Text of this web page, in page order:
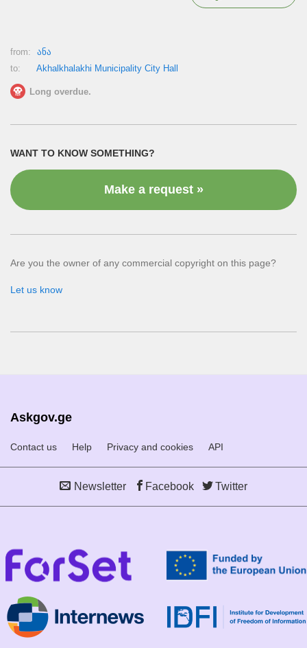
from:
ანა
to:
Akhalkhalakhi Municipality City Hall
Long overdue.
WANT TO KNOW SOMETHING?
Make a request »
Are you the owner of any commercial copyright on this page?
Let us know
Askgov.ge
Contact us Help Privacy and cookies API
Newsletter Facebook Twitter